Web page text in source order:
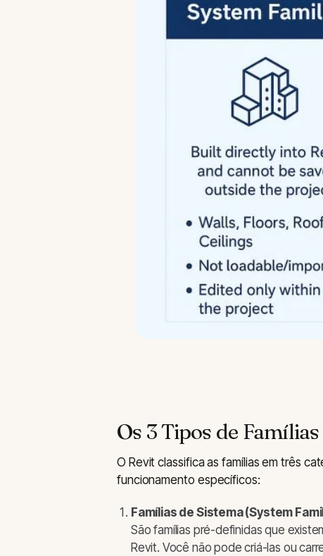
Os 3 Tipos de
O Revit classifica as famílias em três
funcionamento específicos:
Famílias de Sistema (System
São famílias pré-definidas que
Revit. Você não pode criá-las ou